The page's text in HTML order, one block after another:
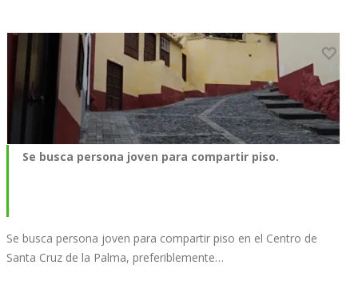
Se busca persona joven para compartir piso.
Se busca persona joven para compartir piso en el Centro de
Santa Cruz de la Palma, preferiblemente…